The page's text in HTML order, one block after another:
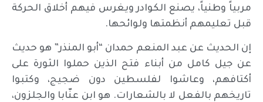
مربياً وطنياً، يصنع الكوادر ويغرس فيهم أخلاق الحركة
قبل تعليمهم أنظمتها ولوائحها.
إن الحديث عن عبد المنعم حمدان “أبو المنذر” هو حديث
عن جيل كامل من أبناء فتح الذين حملوا الثورة على
أكتافهم، وعاشوا لفلسطين دون ضجيج، وكتبوا
تاريخهم بالفعل لا بالشعارات. هو ابن عنّابا والجلزون،